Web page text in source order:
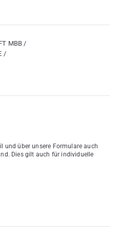
MBB /
/
und über unsere Formulare auch
Dies gilt auch für individuelle